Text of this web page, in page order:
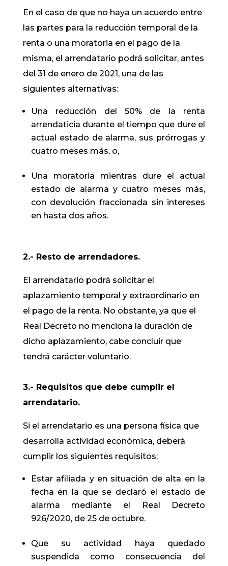
En el caso de que no haya un acuerdo entre
las partes para la reducción temporal de la
renta o una moratoria en el pago de la
misma, el arrendatario podrá solicitar, antes
del 31 de enero de 2021, una de las
siguientes alternativas:
Una reducción del 50% de la renta
arrendaticia durante el tiempo que dure el
actual estado de alarma, sus prórrogas y
cuatro meses más, o,
Una moratoria mientras dure el actual
estado de alarma y cuatro meses más,
con devolución fraccionada sin intereses
en hasta dos años.
2.- Resto de arrendadores.
El arrendatario podrá solicitar el
aplazamiento temporal y extraordinario en
el pago de la renta. No obstante, ya que el
Real Decreto no menciona la duración de
dicho aplazamiento, cabe concluir que
tendrá carácter voluntario.
3.- Requisitos que debe cumplir el
arrendatario.
Si el arrendatario es una persona física que
desarrolla actividad económica, deberá
cumplir los siguientes requisitos:
Estar afiliada y en situación de alta en la
fecha en la que se declaró el estado de
alarma mediante el Real Decreto
926/2020, de 25 de octubre.
Que su actividad haya quedado
suspendida como consecuencia del